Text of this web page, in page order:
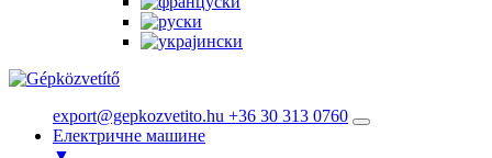
export@gepkozvetito.hu +36 30 313 0760
Електричне машине